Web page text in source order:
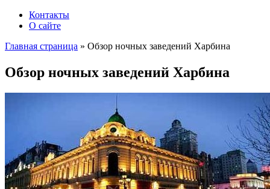
Контакты
О сайте
Главная страница » Обзор ночных заведений Харбина
Обзор ночных заведений Харбина